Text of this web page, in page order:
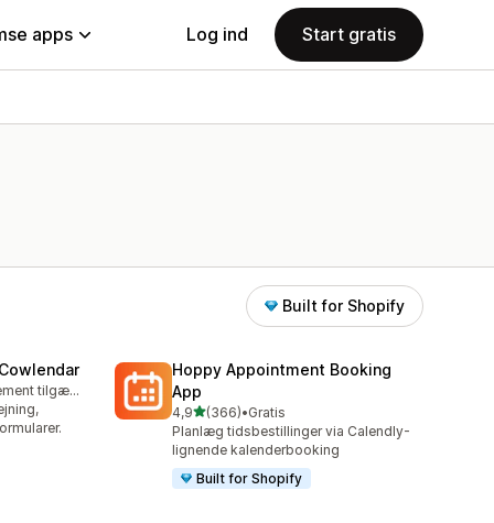
apps Log ind Start gratis
Built for Shopify
Gratis abonnement tilgængeligt
Hoppy Appointment Booking
App
4,9ud af 5 stjerner
(366)
366 anmeldelser i alt
•Gratis
Planlæg tidsbestillinger via Calendly-
lignende kalenderbooking
Built for Shopify